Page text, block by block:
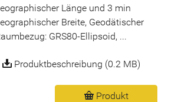
Länge und 3 min
Breite, Geodätischer
GRS80-Ellipsoid, ...
Produktbeschreibung (0.2 MB)
Produkt